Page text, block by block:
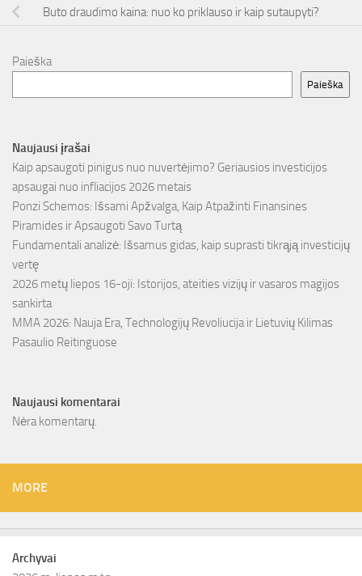
Buto draudimo kaina: nuo ko priklauso ir kaip sutaupyti?
Paieška
Paieška
Naujausi įrašai
Kaip apsaugoti pinigus nuo nuvertėjimo? Geriausios investicijos
apsaugai nuo infliacijos 2026 metais
Ponzi Schemos: Išsami Apžvalga, Kaip Atpažinti Finansines
Piramides ir Apsaugoti Savo Turtą
Fundamentali analizė: Išsamus gidas, kaip suprasti tikrąją investicijų
vertę
2026 metų liepos 16-oji: Istorijos, ateities vizijų ir vasaros magijos
sankirta
MMA 2026: Nauja Era, Technologijų Revoliucija ir Lietuvių Kilimas
Pasaulio Reitinguose
Naujausi komentarai
Nėra komentarų.
MORE
Archyvai